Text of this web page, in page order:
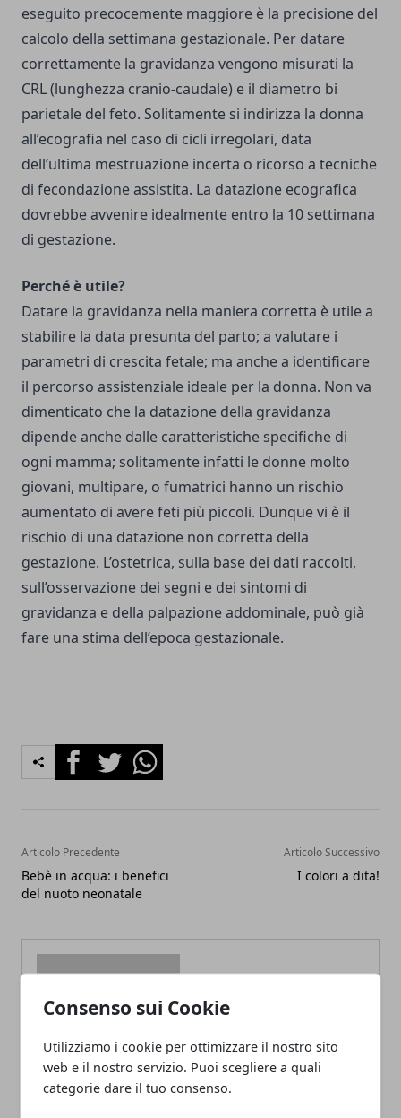
Consenso sui Cookie
Utilizziamo i cookie per ottimizzare il nostro sito
web e il nostro servizio. Puoi scegliere a quali
categorie dare il tuo consenso.
eseguito precocemente maggiore è la precisione del
calcolo della settimana gestazionale. Per datare
correttamente la gravidanza vengono misurati la
CRL (lunghezza cranio-caudale) e il diametro bi
parietale del feto. Solitamente si indirizza la donna
all’ecografia nel caso di cicli irregolari, data
dell’ultima mestruazione incerta o ricorso a tecniche
di fecondazione assistita. La datazione ecografica
dovrebbe avvenire idealmente entro la 10 settimana
di gestazione.
Perché è utile?
Datare la gravidanza nella maniera corretta è utile a
stabilire la data presunta del parto; a valutare i
parametri di crescita fetale; ma anche a identificare
il percorso assistenziale ideale per la donna. Non va
dimenticato che la datazione della gravidanza
dipende anche dalle caratteristiche specifiche di
ogni mamma; solitamente infatti le donne molto
giovani, multipare, o fumatrici hanno un rischio
aumentato di avere feti più piccoli. Dunque vi è il
rischio di una datazione non corretta della
gestazione. L’ostetrica, sulla base dei dati raccolti,
sull’osservazione dei segni e dei sintomi di
gravidanza e della palpazione addominale, può già
fare una stima dell’epoca gestazionale.
FacebookTwitterWhatsapp
Articolo Precedente
Bebè in acqua: i benefici
del nuoto neonatale
Articolo Successivo
I colori a dita!